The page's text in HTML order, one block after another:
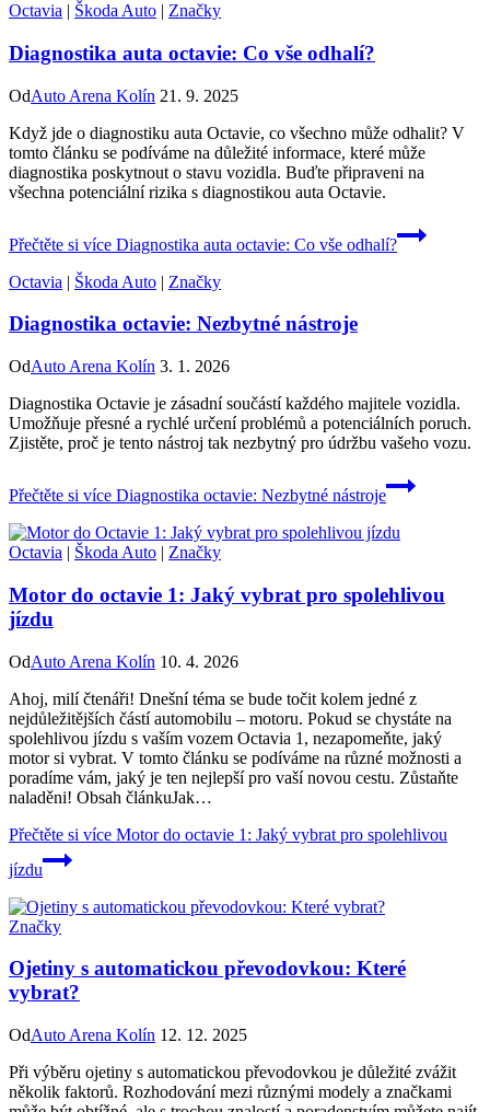
Octavia | Škoda Auto | Značky
Diagnostika auta octavie: Co vše odhalí?
OdAuto Arena Kolín 21. 9. 2025
Když jde o diagnostiku auta Octavie, co všechno může odhalit? V
tomto článku se podíváme na důležité informace, které může
diagnostika poskytnout o stavu vozidla. Buďte připraveni na
všechna potenciální rizika s diagnostikou auta Octavie.
Přečtěte si více Diagnostika auta octavie: Co vše odhalí?
Octavia | Škoda Auto | Značky
Diagnostika octavie: Nezbytné nástroje
OdAuto Arena Kolín 3. 1. 2026
Diagnostika Octavie je zásadní součástí každého majitele vozidla.
Umožňuje přesné a rychlé určení problémů a potenciálních poruch.
Zjistěte, proč je tento nástroj tak nezbytný pro údržbu vašeho vozu.
Přečtěte si více Diagnostika octavie: Nezbytné nástroje
Octavia | Škoda Auto | Značky
Motor do octavie 1: Jaký vybrat pro spolehlivou
jízdu
OdAuto Arena Kolín 10. 4. 2026
Ahoj, milí čtenáři! Dnešní téma se bude točit kolem jedné z
nejdůležitějších částí automobilu – motoru. Pokud se chystáte na
spolehlivou jízdu s vaším vozem Octavia 1, nezapomeňte, jaký
motor si vybrat. V tomto článku se podíváme na různé možnosti a
poradíme vám, jaký je ten nejlepší pro vaší novou cestu. Zůstaňte
naladěni! Obsah článkuJak…
Přečtěte si více Motor do octavie 1: Jaký vybrat pro spolehlivou
jízdu
Značky
Ojetiny s automatickou převodovkou: Které
vybrat?
OdAuto Arena Kolín 12. 12. 2025
Při výběru ojetiny s automatickou převodovkou je důležité zvážit
několik faktorů. Rozhodování mezi různými modely a značkami